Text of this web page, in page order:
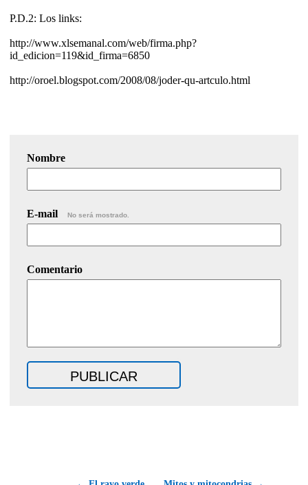
P.D.2: Los links:
http://www.xlsemanal.com/web/firma.php?
id_edicion=119&id_firma=6850
http://oroel.blogspot.com/2008/08/joder-qu-artculo.html
Nombre
E-mail No será mostrado.
Comentario